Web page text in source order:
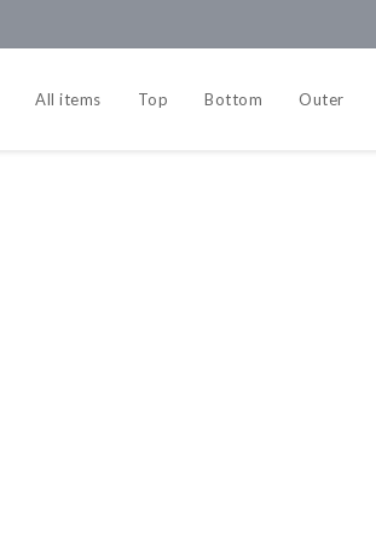
All items Top Bottom Outer